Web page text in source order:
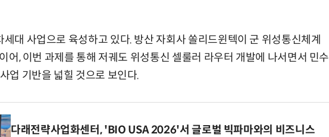
대 사업으로 육성하고 있다. 방산 자회사 쏠리드윈텍이 군 위성통신체계
어, 이번 과제를 통해 저궤도 위성통신 셀룰러 라우터 개발에 나서면서 민수
업 기반을 넓힐 것으로 보인다.
다래전략사업화센터, 'BIO USA 2026'서 글로벌 빅파마와의 비즈니스